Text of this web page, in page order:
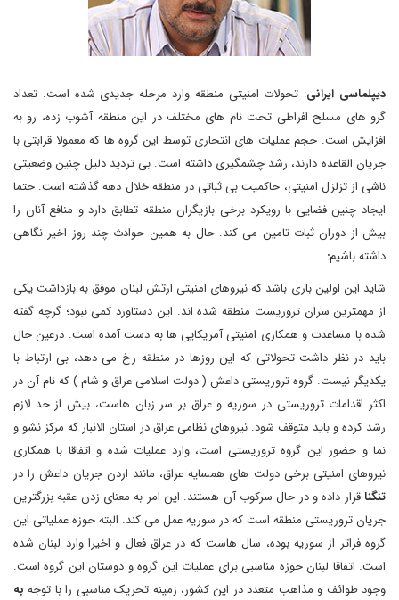
دیپلماسی ایرانی: تحولات امنیتی منطقه وارد مرحله جدیدی شده است. تعداد
گرو های مسلح افراطی تحت نام های مختلف در این منطقه آشوب زده، رو به
افزایش است. حجم عملیات های انتحاری توسط این گروه ها که معمولا قرابتی با
جریان القاعده دارند، رشد چشمگیری داشته است. بی تردید دلیل چنین وضعیتی
ناشی از تزلزل امنیتی، حاکمیت بی ثباتی در منطقه خلال دهه گذشته است. حتما
ایجاد چنین فضایی با رویکرد برخی بازیگران منطقه تطابق دارد و منافع آنان را
بیش از دوران ثبات تامین می کند. حال به همین حوادث چند روز اخیر نگاهی
داشته باشیم:
شاید این اولین باری باشد که نیروهای امنیتی ارتش لبنان موفق به بازداشت یکی
از مهمترین سران تروریست منطقه شده اند. این دستاورد کمی نبود؛ گرچه گفته
شده با مساعدت و همکاری امنیتی آمریکایی ها به دست آمده است. درعین حال
باید در نظر داشت تحولاتی که این روزها در منطقه رخ می دهد، بی ارتباط با
یکدیگر نیست. گروه تروریستی داعش ( دولت اسلامی عراق و شام ) که نام آن در
اکثر اقدامات تروریستی در سوریه و عراق بر سر زبان هاست، بیش از حد لازم
رشد کرده و باید متوقف شود. نیروهای نظامی عراق در استان الانبار که مرکز نشو و
نما و حضور این گروه تروریستی است، وارد عملیات شده و اتفاقا با همکاری
نیروهای امنیتی برخی دولت های همسایه عراق، مانند اردن جریان داعش را در
تنگناقرار داده و در حال سرکوب آن هستند. این امر به معنای زدن عقبه بزرگترین
جریان تروریستی منطقه است که در سوریه عمل می کند. البته حوزه عملیاتی این
گروه فراتر از سوریه بوده، سال هاست که در عراق فعال و اخیرا وارد لبنان شده
است. اتفاقا لبنان حوزه مناسبی برای عملیات این گروه و دوستان این گروه است.
وجود طوائف و مذاهب متعدد در این کشور، زمینه تحریک مناسبی را با توجه به